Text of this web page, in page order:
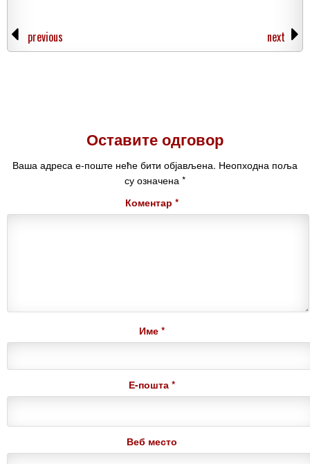
previous next
Оставите одговор
Ваша адреса е-поште неће бити објављена. Неопходна поља
су означена *
Коментар *
Име *
Е-пошта *
Веб место